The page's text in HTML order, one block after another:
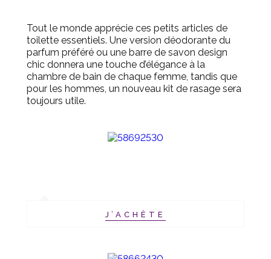
Tout le monde apprécie ces petits articles de
toilette essentiels. Une version déodorante du
parfum préféré ou une barre de savon design
chic donnera une touche d’élégance à la
chambre de bain de chaque femme, tandis que
pour les hommes, un nouveau kit de rasage sera
toujours utile.
J’ACHÈTE